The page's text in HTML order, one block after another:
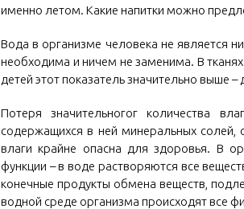
именно летом. Какие напитки можно
Вода в организме человека не является
необходима и ничем не заменима. В
детей этот показатель значительно выше –
Потеря значительногог количества
содержащихся в ней минеральных солей,
влаги крайне опасна для здоровья. В
функции – в воде растворяются все
конечные продукты обмена веществ,
водной среде организма происходят все